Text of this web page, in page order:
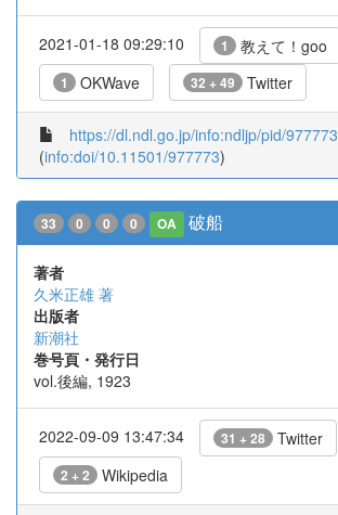
2021-01-18 09:29:10 1 教えて！goo
1 OKWave 32 + 49 Twitter
https://dl.ndl.go.jp/info:ndljp/pid/977773
(info:doi/10.11501/977773)
33 0 0 0 OA 破船
著者
久米正雄 著
出版者
新潮社
巻号頁・発行日
vol.後編, 1923
2022-09-09 13:47:34 31 + 28 Twitter
2 + 2 Wikipedia